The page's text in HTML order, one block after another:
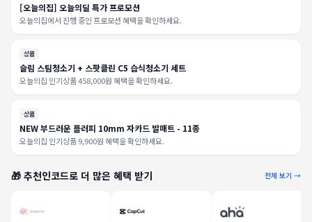
[오늘의집] 오늘의딜 특가 프로모션
오늘의집에서 진행 중인 프로모션 혜택을 확인하세요.
상품
슬림 스팀청소기 + 스팟클린 C5 습식청소기 세트
오늘의집 인기상품 458,000원 혜택을 확인하세요.
상품
NEW 부드러운 플러피 10mm 자카드 발매트 - 11종
오늘의집 인기상품 9,900원 혜택을 확인하세요.
🎁 추천인코드로 더 많은 혜택 받기 전체 보기 →